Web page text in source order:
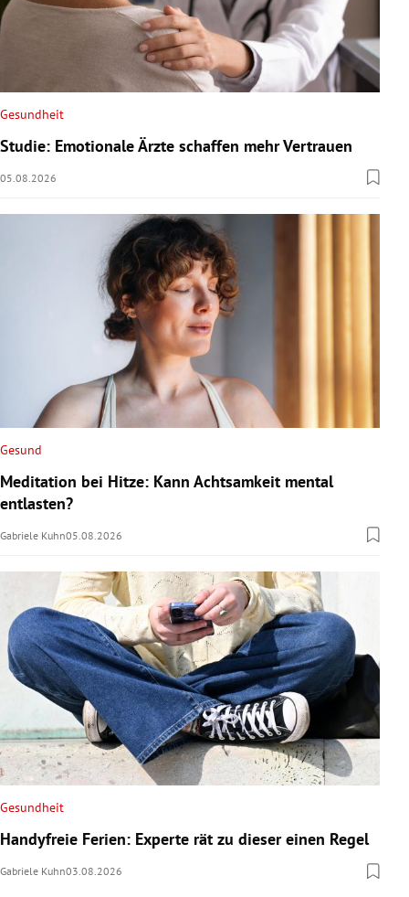
Gesundheit
Studie: Emotionale Ärzte schaffen mehr Vertrauen
05.08.2026
Gesund
Meditation bei Hitze: Kann Achtsamkeit mental
entlasten?
Gabriele Kuhn05.08.2026
Gesundheit
Handyfreie Ferien: Experte rät zu dieser einen Regel
Gabriele Kuhn03.08.2026